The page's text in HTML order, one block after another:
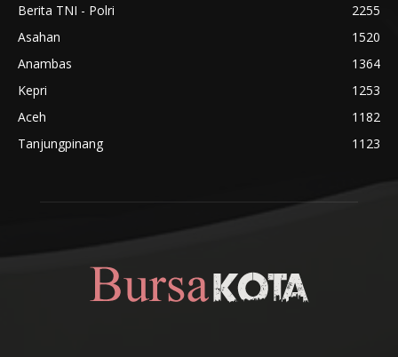
Berita TNI - Polri
2255
Asahan
1520
Anambas
1364
Kepri
1253
Aceh
1182
Tanjungpinang
1123